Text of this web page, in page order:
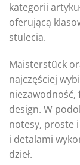
kategorii
oferującą
stulecia.
Maisterstück
najczęściej
design. W
notesy, proste
i detalami
dzieł.